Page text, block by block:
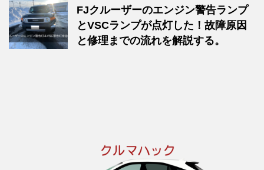
FJクルーザーのエンジン警告ランプ
とVSCランプが点灯した！故障原因
と修理までの流れを解説する。